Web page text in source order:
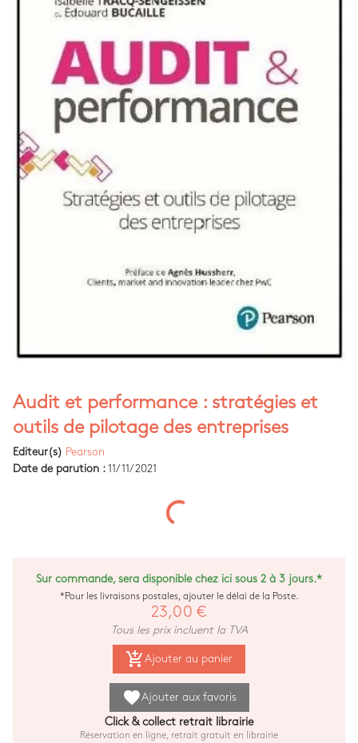
Audit et performance : stratégies et
outils de pilotage des entreprises
Editeur(s) Pearson
Date de parution : 11/11/2021
Sur commande, sera disponible chez ici sous 2 à 3 jours.*
*Pour les livraisons postales, ajouter le délai de la Poste.
23,00 €
Tous les prix incluent la TVA
add_shopping_cart Ajouter au panier
favoriteAjouter aux favoris
Click & collect retrait librairie
Réservation en ligne, retrait gratuit en librairie